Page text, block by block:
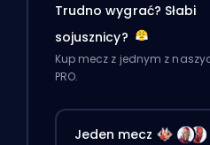
Trudno wygrać? Słabi
sojusznicy?
Kup mecz z jednym z
PRO.
Jeden mecz